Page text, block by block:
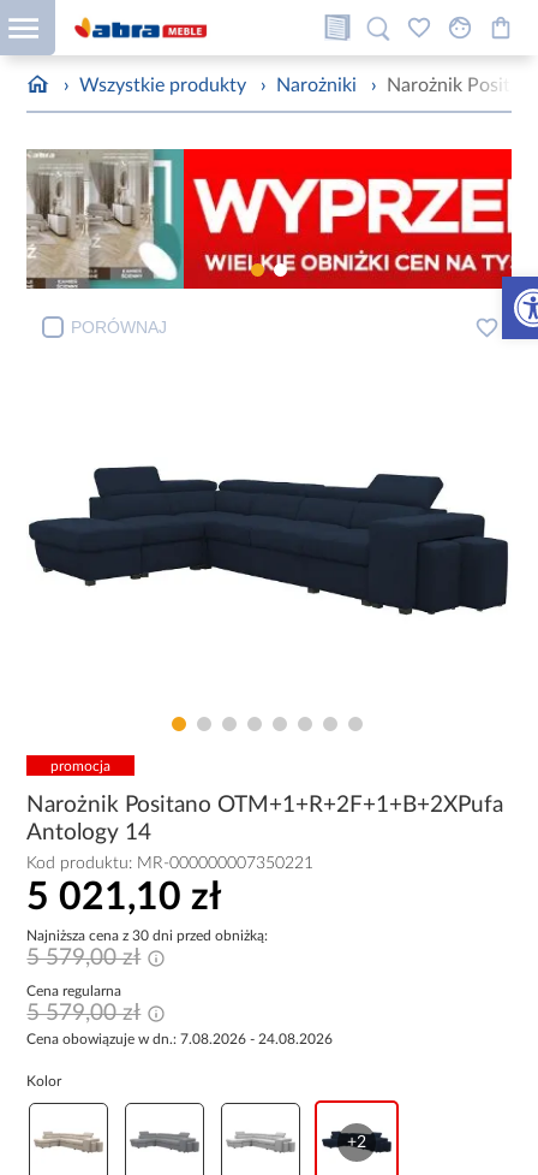
› Wszystkie produkty › Narożniki › Narożnik
PORÓWNAJ
promocja
Narożnik Positano OTM+1+R+2F+1+B+2XPufa
Antology 14
Kod produktu: MR-000000007350221
5 021,10 zł
Najniższa cena z 30 dni przed obniżką:
5 579,00 zł
Cena regularna
5 579,00 zł
Cena obowiązuje w dn.: 7.08.2026 - 24.08.2026
Kolor
+2